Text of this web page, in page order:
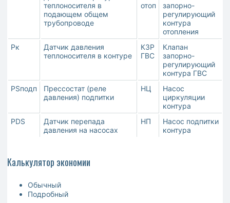
теплоносителя в
подающем общем
трубопроводе
отоп
запорно-
регулирующий
контура
отопления
Рк
Датчик давления
теплоносителя в контуре
КЗР
ГВС
Клапан
запорно-
регулирующий
контура ГВС
PSподп
Прессостат (реле
давления) подпитки
НЦ
Насос
циркуляции
контура
PDS
Датчик перепада
давления на насосах
НП
Насос подпитки
контура
Калькулятор экономии
Обычный
Подробный